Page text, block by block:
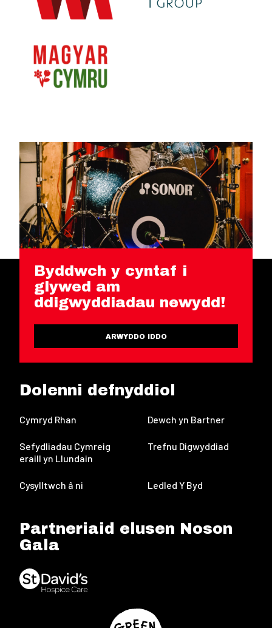
Byddwch y cyntaf i
glywed am
ddigwyddiadau newydd!
ARWYDDO IDDO
Dolenni defnyddiol
Cymryd Rhan Dewch yn Bartner
Sefydliadau Cymreig
eraill yn Llundain
Trefnu Digwyddiad
Cysylltwch â ni Ledled Y Byd
Partneriaid elusen Noson
Gala